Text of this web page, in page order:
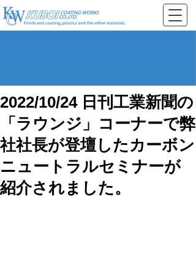
2022/10/24 日刊工業新聞の
「ラウンジ」コーナーで弊
社社長が登壇したカーボン
ニュートラルセミナーが
紹介されました。